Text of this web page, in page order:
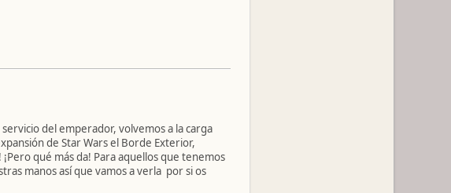
del emperador, volvemos a la carga
de Star Wars el Borde Exterior,
qué más da! Para aquellos que tenemos
manos así que vamos a verla por si os